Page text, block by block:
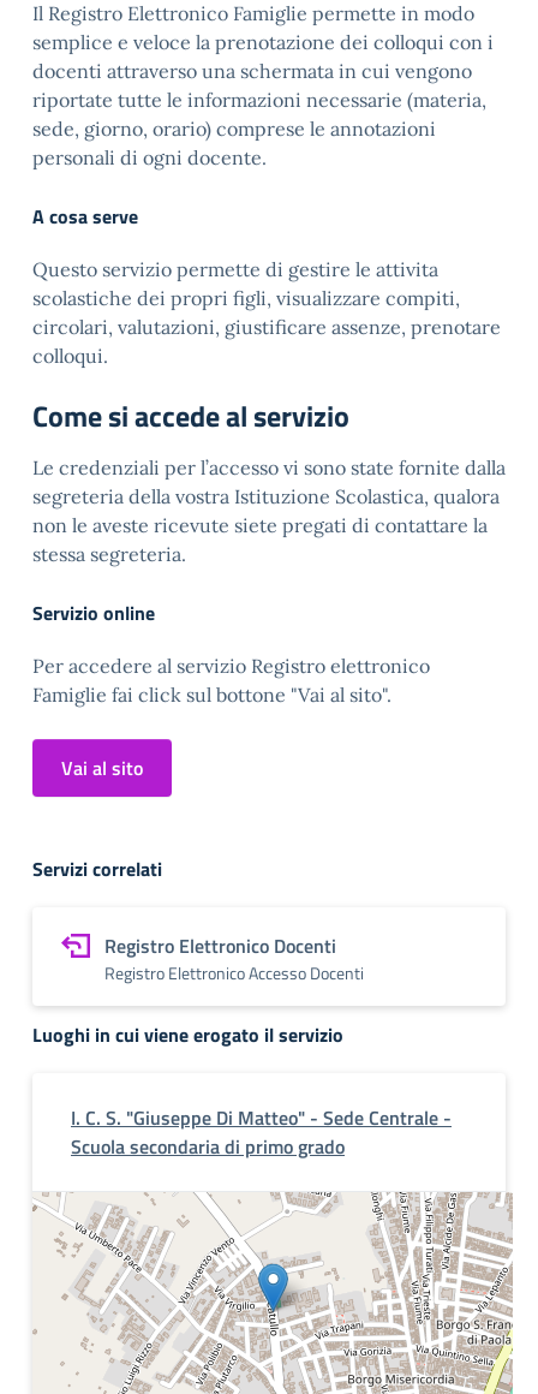
Il Registro Elettronico Famiglie permette in modo
semplice e veloce la prenotazione dei colloqui con i
docenti attraverso una schermata in cui vengono
riportate tutte le informazioni necessarie (materia,
sede, giorno, orario) comprese le annotazioni
personali di ogni docente.
A cosa serve
Questo servizio permette di gestire le attivita
scolastiche dei propri figli, visualizzare compiti,
circolari, valutazioni, giustificare assenze, prenotare
colloqui.
Come si accede al servizio
Le credenziali per l’accesso vi sono state fornite dalla
segreteria della vostra Istituzione Scolastica, qualora
non le aveste ricevute siete pregati di contattare la
stessa segreteria.
Servizio online
Per accedere al servizio Registro elettronico
Famiglie fai click sul bottone "Vai al sito".
Vai al sito
Servizi correlati
Registro Elettronico Docenti
Registro Elettronico Accesso Docenti
Luoghi in cui viene erogato il servizio
I. C. S. "Giuseppe Di Matteo" - Sede Centrale -
Scuola secondaria di primo grado